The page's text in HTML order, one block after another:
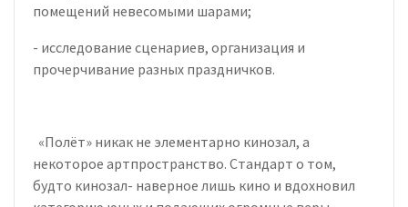
помещений невесомыми шарами;
- исследование сценариев, организация и
прочерчивание разных праздничков.
«Полёт» никак не элементарно кинозал, а
некоторое артпространство. Стандарт о том,
будто кинозал- наверное лишь кино и вдохновил